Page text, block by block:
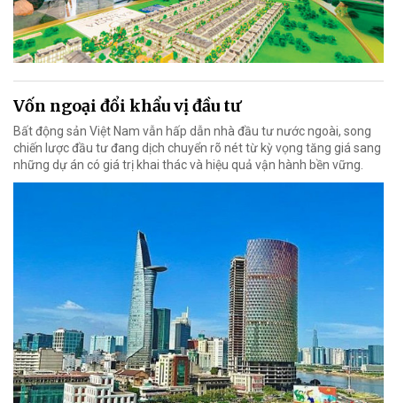
Vốn ngoại đổi khẩu vị đầu tư
Bất động sản Việt Nam vẫn hấp dẫn nhà đầu tư nước ngoài, song
chiến lược đầu tư đang dịch chuyển rõ nét từ kỳ vọng tăng giá sang
những dự án có giá trị khai thác và hiệu quả vận hành bền vững.